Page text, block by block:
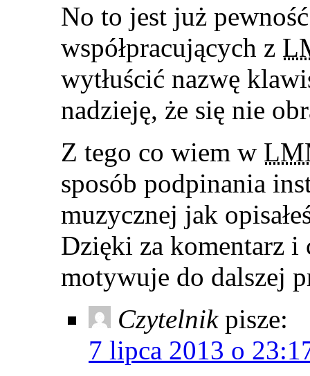
No to jest już
współpracujących z
wytłuścić nazwę
nadzieję, że się nie
Z tego co wiem w
sposób podpinania
muzycznej jak
Dzięki za komentarz i
motywuje do dalszej
Czytelnik pisze:
7 lipca 2013 o